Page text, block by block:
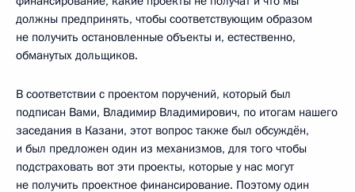
должны предпринять, чтобы соответствующим образом
не получить остановленные объекты и, естественно,
обманутых дольщиков.
В соответствии с проектом поручений, который был
подписан Вами, Владимир Владимирович, по итогам нашего
заседания в Казани, этот вопрос также был обсуждён,
и был предложен один из механизмов, для того чтобы
подстраховать вот эти проекты, которые у нас могут
не получить проектное финансирование. Поэтому один